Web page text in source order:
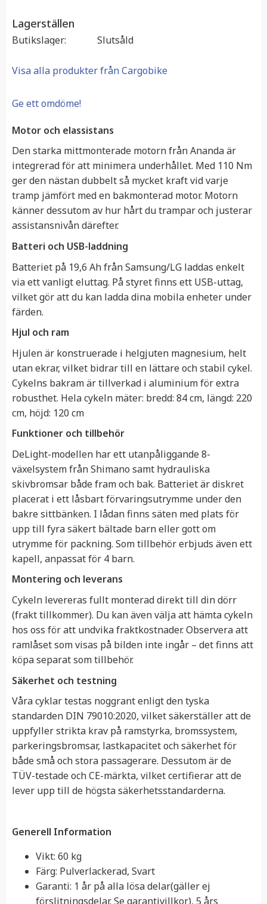
Lagerställen
Butikslager Slutsåld
Visa alla produkter från Cargobike
Ge ett omdöme!
Motor och elassistans
Den starka mittmonterade motorn från Ananda är
integrerad för att minimera underhållet. Med 110 Nm
ger den nästan dubbelt så mycket kraft vid varje
tramp jämfört med en bakmonterad motor. Motorn
känner dessutom av hur hårt du trampar och justerar
assistansnivån därefter.
Batteri och USB-laddning
Batteriet på 19,6 Ah från Samsung/LG laddas enkelt
via ett vanligt eluttag. På styret finns ett USB-uttag,
vilket gör att du kan ladda dina mobila enheter under
färden.
Hjul och ram
Hjulen är konstruerade i helgjuten magnesium, helt
utan ekrar, vilket bidrar till en lättare och stabil cykel.
Cykelns bakram är tillverkad i aluminium för extra
robusthet. Hela cykeln mäter: bredd: 84 cm, längd: 220
cm, höjd: 120 cm
Funktioner och tillbehör
DeLight-modellen har ett utanpåliggande 8-
växelsystem från Shimano samt hydrauliska
skivbromsar både fram och bak. Batteriet är diskret
placerat i ett låsbart förvaringsutrymme under den
bakre sittbänken. I lådan finns säten med plats för
upp till fyra säkert bältade barn eller gott om
utrymme för packning. Som tillbehör erbjuds även ett
kapell, anpassat för 4 barn.
Montering och leverans
Cykeln levereras fullt monterad direkt till din dörr
(frakt tillkommer). Du kan även välja att hämta cykeln
hos oss för att undvika fraktkostnader. Observera att
ramlåset som visas på bilden inte ingår – det finns att
köpa separat som tillbehör.
Säkerhet och testning
Våra cyklar testas noggrant enligt den tyska
standarden DIN 79010:2020, vilket säkerställer att de
uppfyller strikta krav på ramstyrka, bromssystem,
parkeringsbromsar, lastkapacitet och säkerhet för
både små och stora passagerare. Dessutom är de
TÜV-testade och CE-märkta, vilket certifierar att de
lever upp till de högsta säkerhetsstandarderna.
Generell Information
Vikt: 60 kg
Färg: Pulverlackerad, Svart
Garanti: 1 år på alla lösa delar(gäller ej
förslitningsdelar. Se garantivillkor), 5 års